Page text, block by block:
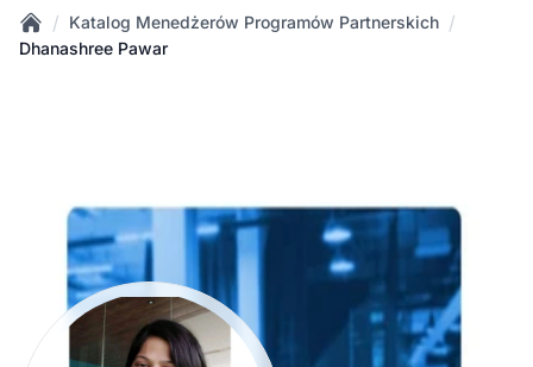
Home
/ Katalog Menedżerów Programów Partnerskich /
Dhanashree Pawar